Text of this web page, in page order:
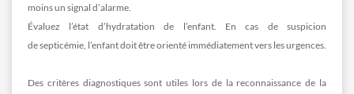
moins un signal d’alarme.
Évaluez l’état d’hydratation de l’enfant. En cas de suspicion
de septicémie, l’enfant doit être orienté immédiatement vers les urgences.
Des critères diagnostiques sont utiles lors de la reconnaissance de la